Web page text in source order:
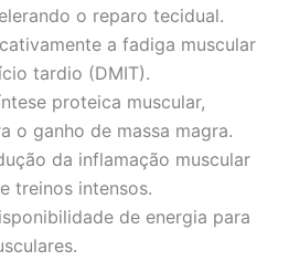
o reparo tecidual.
a fadiga muscular
tardio (DMIT).
proteica muscular,
o ganho de massa magra.
da inflamação muscular
treinos intensos.
de energia para